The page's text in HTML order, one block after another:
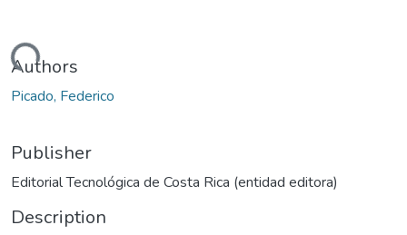
Authors
Picado, Federico
Publisher
Editorial Tecnológica de Costa Rica (entidad editora)
Description